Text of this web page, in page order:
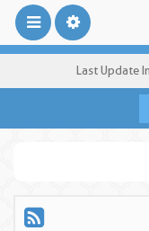
Last Update